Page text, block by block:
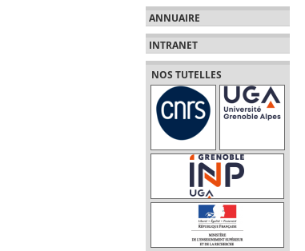
ANNUAIRE
INTRANET
NOS TUTELLES